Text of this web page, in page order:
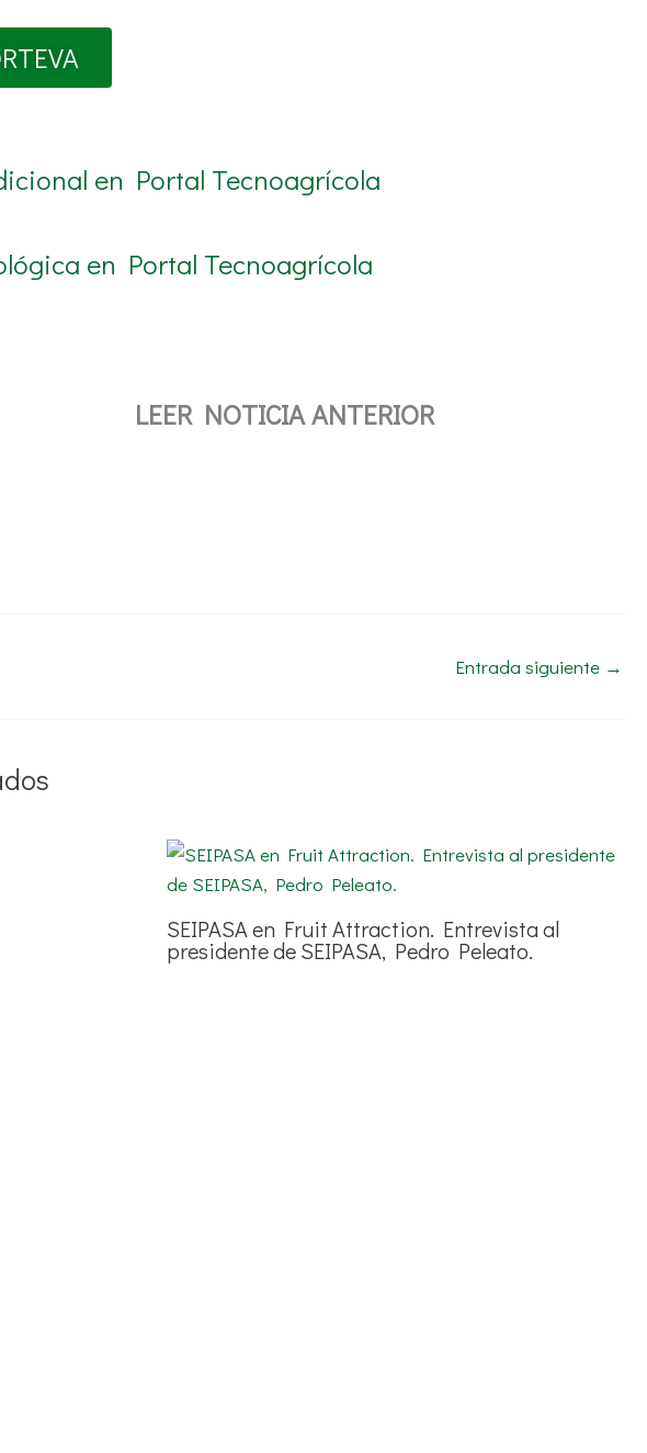
en Portal Tecnoagrícola
en Portal Tecnoagrícola
LEER NOTICIA ANTERIOR
Entrada siguiente →
SEIPASA en Fruit Attraction. Entrevista al
presidente de SEIPASA, Pedro Peleato.